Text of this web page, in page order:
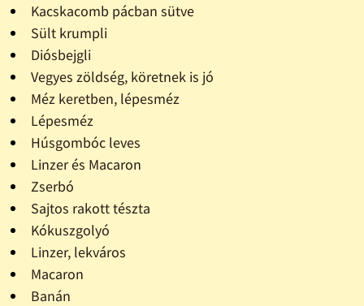
Kacskacomb pácban sütve
Sült krumpli
Diósbejgli
Vegyes zöldség, köretnek is jó
Méz keretben, lépesméz
Lépesméz
Húsgombóc leves
Linzer és Macaron
Zserbó
Sajtos rakott tészta
Kókuszgolyó
Linzer, lekváros
Macaron
Banán